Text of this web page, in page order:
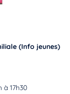
(Info jeunes)
à 17h30